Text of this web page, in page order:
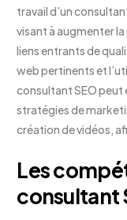
travail d’un
visant à augmenter
liens entrants de
web pertinents et
consultant SEO peut
stratégies de
création de vidéos,
Les
consultant